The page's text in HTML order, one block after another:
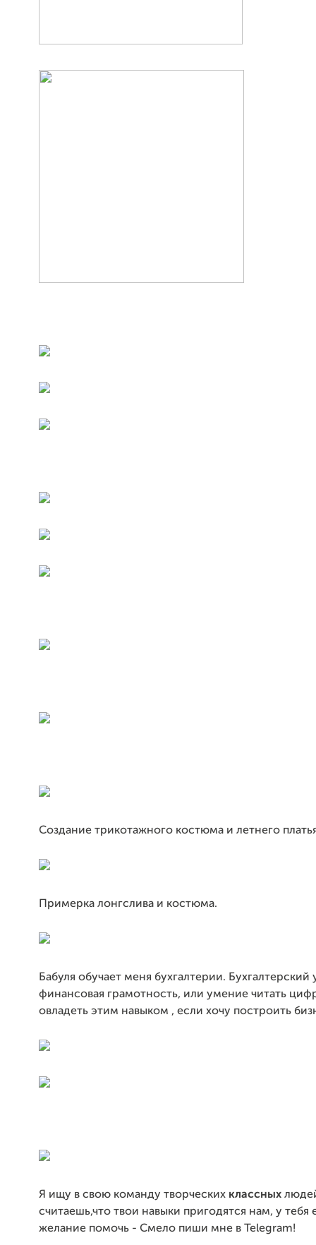
Создание трикотажного костюма и летнего
Примерка лонгслива и костюма.
Бабуля обучает меня бухгалтерии. Бухгалтерский
финансовая грамотность, или умение читать
овладеть этим навыком , если хочу построить
Я ищу в свою команду творческих классных
считаешь,что твои навыки пригодятся нам, у тебя
желание помочь - Смело пиши мне в Telegram!